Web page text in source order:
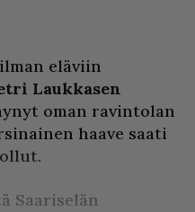
eläviin
Laukkasen
oman ravintolan
haave saati
Saariselän